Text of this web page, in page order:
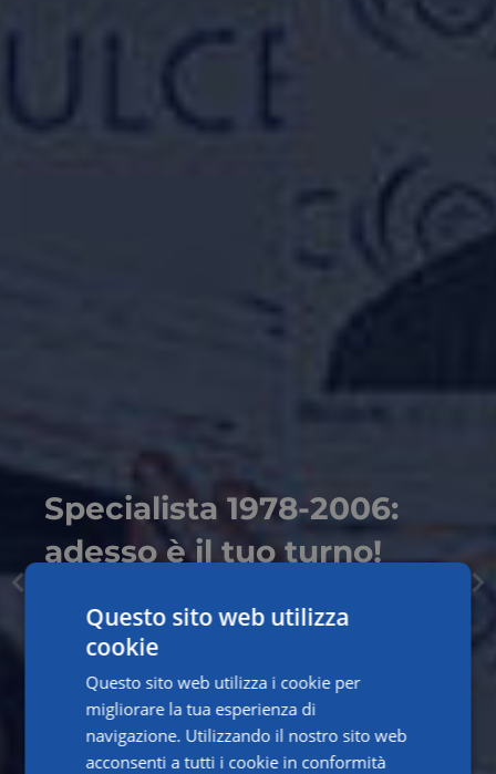
Quotidiano Sanità CLUB:
più opportunità, più
valore, ogni giorno al
fianco dei professionisti
Formazione, aggiornamento continuo e
crescere e lavorare al meglio, in un unico
ecosistema digitale.
SCOPRI QUOTIDIANO SANITÀ CLUB
Questo sito web utilizza
cookie
Questo sito web utilizza i cookie per
migliorare la tua esperienza di
navigazione. Utilizzando il nostro sito web
acconsenti a tutti i cookie in conformità